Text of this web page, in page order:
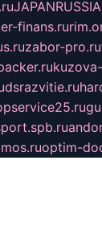
finans.ru
zabor-pro.ru
dsrazvitie.ru
optim-